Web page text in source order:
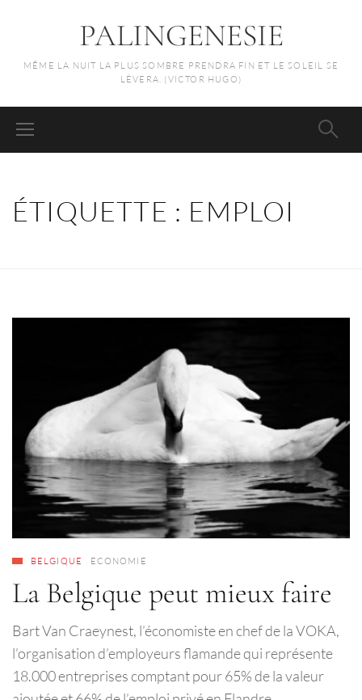
PALINGENESIE
MÊME LA NUIT LA PLUS SOMBRE PRENDRA FIN ET LE SOLEIL SE
LÈVERA. (VICTOR HUGO)
ÉTIQUETTE : EMPLOI
BELGIQUE ECONOMIE
La Belgique peut mieux faire
Bart Van Craeynest, l’économiste en chef de la VOKA,
l’organisation d’employeurs flamande qui représente
18.000 entreprises comptant pour 65% de la valeur